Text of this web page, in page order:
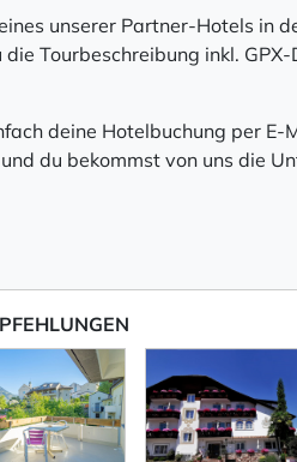
unserer Partner-Hotels in
Tourbeschreibung inkl.
deine Hotelbuchung per E-
und du bekommst von uns die